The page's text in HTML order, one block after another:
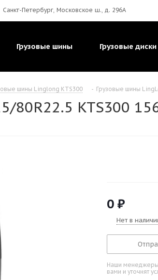
Санкт-Петербург, Московское ш., д. 296А
Грузовые шины Грузовые диски
шины Linglong KTS300 - Грузовые шины
KTS300
0 ₽
Нет в
Наши менеджеры
вами и уточнят